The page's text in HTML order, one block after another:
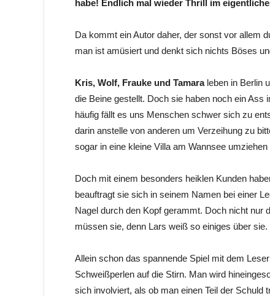
habe! Endlich mal wieder Thrill im
Da kommt ein Autor daher, der sonst vor allem
man ist amüsiert und denkt sich nichts Böses
Kris, Wolf, Frauke und Tamaraleben in Berlin
die Beine gestellt. Doch sie haben noch ein Ass
häufig fällt es uns Menschen schwer sich zu
darin anstelle von anderen um Verzeihung zu
sogar in eine kleine Villa am Wannsee umziehen
Doch mit einem besonders heiklen Kunden
beauftragt sie sich in seinem Namen bei einer
Nagel durch den Kopf gerammt. Doch nicht nur
müssen sie, denn Lars weiß so einiges über
Allein schon das spannende Spiel mit dem
Schweißperlen auf die Stirn. Man wird
sich involviert, als ob man einen Teil der Schuld